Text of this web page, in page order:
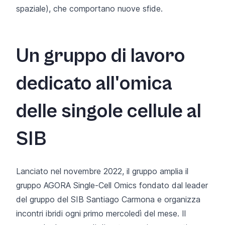
spaziale), che comportano nuove sfide.
Un gruppo di lavoro
dedicato all'omica
delle singole cellule al
SIB
Lanciato nel novembre 2022, il gruppo amplia il
gruppo AGORA Single-Cell Omics fondato dal leader
del gruppo del SIB Santiago Carmona e organizza
incontri ibridi ogni primo mercoledì del mese. Il